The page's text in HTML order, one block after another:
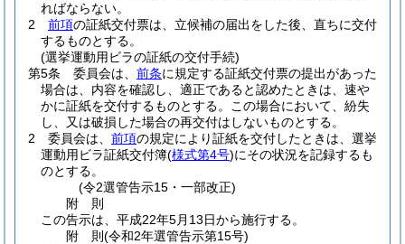
ればならない。
2
前項の証紙交付票は、立候補の届出をした後、直ちに交付
するものとする。
(選挙運動用ビラの証紙の交付手続)
第5条
委員会は、 前条に規定する証紙交付票の提出があった
場合は、内容を確認し、適正であると認めたときは、速や
かに証紙を交付するものとする。
この場合において、紛失
し、又は破損した場合の再交付はしないものとする。
2
委員会は、 前項の規定により証紙を交付したときは、選挙
運動用ビラ証紙交付簿(様式第4号)にその状況を記録するも
のとする。
(令2選管告示15・一部改正)
附 則
この告示は、平成22年5月13日から施行する。
附 則(令和2年選管告示第15号)